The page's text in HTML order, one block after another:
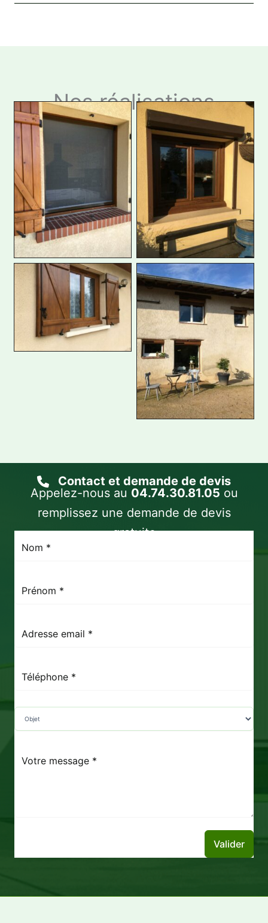
Nos réalisations
Contact et demande de devis
Appelez-nous au 04.74.30.81.05 ou
remplissez une demande de devis
gratuite
Valider